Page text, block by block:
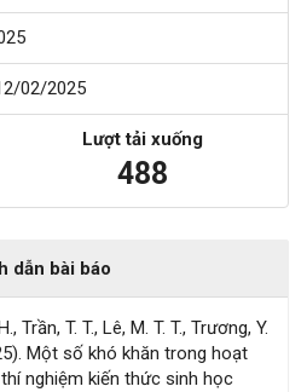
02/2025
Lượt tải xuống
488
dẫn bài báo
Trần, T. T., Lê, M. T. T., Trương, Y.
Một số khó khăn trong hoạt
nghiệm kiến thức sinh học